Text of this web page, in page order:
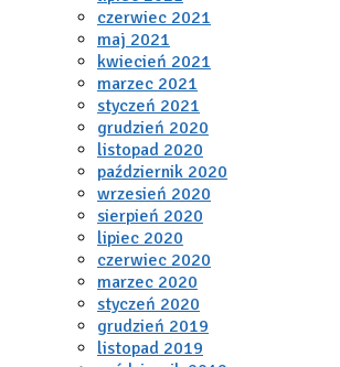
czerwiec 2021
maj 2021
kwiecień 2021
marzec 2021
styczeń 2021
grudzień 2020
listopad 2020
październik 2020
wrzesień 2020
sierpień 2020
lipiec 2020
czerwiec 2020
marzec 2020
styczeń 2020
grudzień 2019
listopad 2019